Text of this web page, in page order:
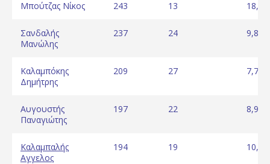
Μπούτζας Νίκος 243 13 18,69
Σανδαλής
Μανώλης
237 24 9,88
Καλαμπόκης
Δημήτρης
209 27 7,74
Αυγουστής
Παναγιώτης
197 22 8,95
Καλαμπαλής
Αγγελος
194 19 10,21